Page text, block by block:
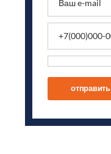
отправить